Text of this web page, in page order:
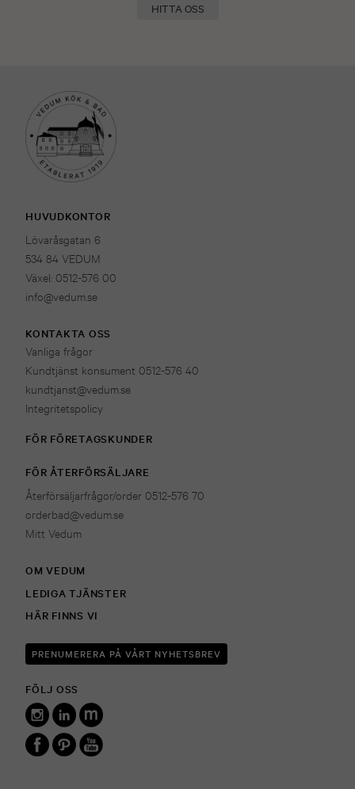
HITTA OSS
HUVUDKONTOR
Lövaråsgatan 6
534 84 VEDUM
Växel: 0512-576 00
info@vedum.se
KONTAKTA OSS
Vanliga frågor
Kundtjänst konsument 0512-576 40
kundtjanst@vedum.se
Integritetspolicy
FÖR FÖRETAGSKUNDER
FÖR ÅTERFÖRSÄLJARE
Återförsäljarfrågor/order 0512-576 70
orderbad@vedum.se
Mitt Vedum
OM VEDUM
LEDIGA TJÄNSTER
HÄR FINNS VI
PRENUMERERA PÅ VÅRT NYHETSBREV
FÖLJ OSS